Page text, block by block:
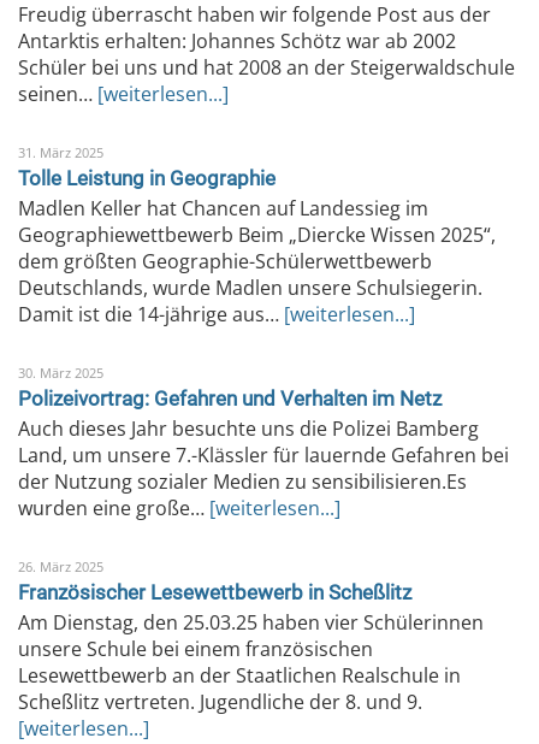
Freudig überrascht haben wir folgende Post aus der
Antarktis erhalten: Johannes Schötz war ab 2002
Schüler bei uns und hat 2008 an der Steigerwaldschule
seinen… [weiterlesen...]
31. März 2025
Tolle Leistung in Geographie
Madlen Keller hat Chancen auf Landessieg im
Geographiewettbewerb Beim „Diercke Wissen 2025“,
dem größten Geographie-Schülerwettbewerb
Deutschlands, wurde Madlen unsere Schulsiegerin.
Damit ist die 14-jährige aus… [weiterlesen...]
30. März 2025
Polizeivortrag: Gefahren und Verhalten im Netz
Auch dieses Jahr besuchte uns die Polizei Bamberg
Land, um unsere 7.-Klässler für lauernde Gefahren bei
der Nutzung sozialer Medien zu sensibilisieren.Es
wurden eine große… [weiterlesen...]
26. März 2025
Französischer Lesewettbewerb in Scheßlitz
Am Dienstag, den 25.03.25 haben vier Schülerinnen
unsere Schule bei einem französischen
Lesewettbewerb an der Staatlichen Realschule in
Scheßlitz vertreten. Jugendliche der 8. und 9.
[weiterlesen...]